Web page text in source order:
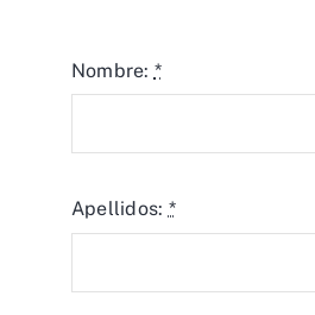
Nombre: *
Apellidos: *